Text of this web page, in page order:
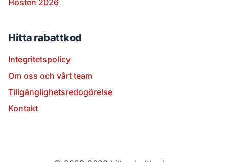
Hösten 2026
Hitta rabattkod
Integritetspolicy
Om oss och vårt team
Tillgänglighetsredogörelse
Kontakt